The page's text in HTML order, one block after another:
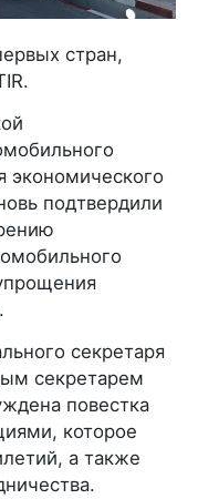
стран,
экономического
подтвердили
секретаря
секретарем
повестка
которое
а также